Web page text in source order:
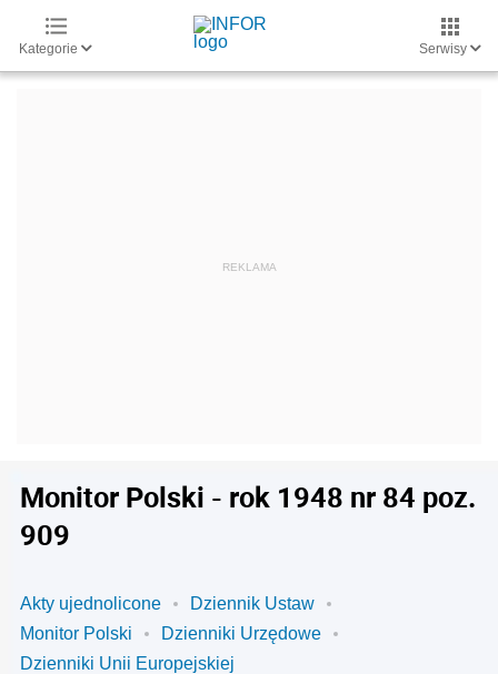
Kategorie Serwisy
Monitor Polski - rok 1948 nr 84 poz.
909
Akty ujednolicone
Dziennik Ustaw
Monitor Polski
Dzienniki Urzędowe
Dzienniki Unii Europejskiej